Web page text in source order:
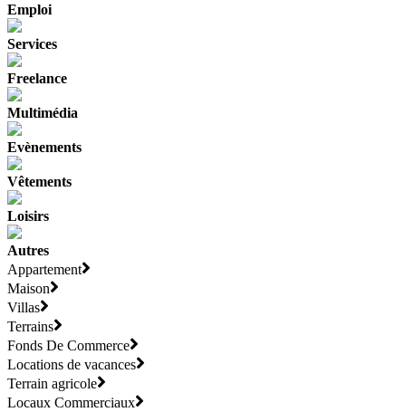
Emploi
Services
Freelance
Multimédia
Evènements
Vêtements
Loisirs
Autres
Appartement
Maison
Villas
Terrains
Fonds De Commerce
Locations de vacances
Terrain agricole
Locaux Commerciaux